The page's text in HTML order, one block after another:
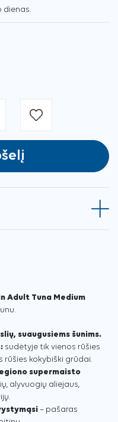
dienas.
Adult Tuna Medium
suaugusiems šunims.
sudėtyje tik vienos rūšies
rūšies kokybiški grūdai.
supermaisto
alyvuogių aliejaus,
– pašaras